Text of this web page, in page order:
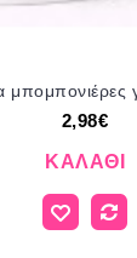
2,98€
ΚΑΛΆΘΙ